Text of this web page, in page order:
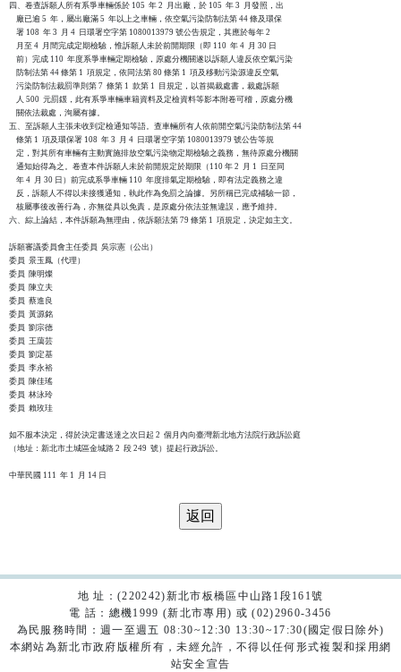
四、卷查訴願人所有系爭車輛係於 105  年 2  月出廠，於 105  年 3  月發照，出
    廠已逾 5  年，屬出廠滿 5  年以上之車輛，依空氣污染防制法第 44 條及環保
    署 108  年 3  月 4  日環署空字第 1080013979 號公告規定，其應於每年 2
    月至 4  月間完成定期檢驗，惟訴願人未於前開期限（即 110  年 4  月 30 日
    前）完成 110  年度系爭車輛定期檢驗，原處分機關遂以訴願人違反依空氣污染
    防制法第 44 條第 1  項規定，依同法第 80 條第 1  項及移動污染源違反空氣
    污染防制法裁罰準則第 7  條第 1  款第 1  目規定，以首揭裁處書，裁處訴願
    人 500  元罰鍰，此有系爭車輛車籍資料及定檢資料等影本附卷可稽，原處分機
    關依法裁處，洵屬有據。
五、至訴願人主張未收到定檢通知等語。查車輛所有人依前開空氣污染防制法第 44
    條第 1  項及環保署 108  年 3  月 4  日環署空字第 1080013979 號公告等規
    定，對其所有車輛有主動實施排放空氣污染物定期檢驗之義務，無待原處分機關
    通知始得為之。卷查本件訴願人未於前開規定於期限（110 年 2  月 1  日至同
    年 4  月 30 日）前完成系爭車輛 110  年度排氣定期檢驗，即有法定義務之違
    反，訴願人不得以未接獲通知，執此作為免罰之論據。另所稱已完成補驗一節，
    核屬事後改善行為，亦無從具以免責，是原處分依法並無違誤，應予維持。
六、綜上論結，本件訴願為無理由，依訴願法第 79 條第 1  項規定，決定如主文。
訴願審議委員會主任委員  吳宗憲（公出）
委員  景玉鳳（代理）
委員  陳明燦
委員  陳立夫
委員  蔡進良
委員  黃源銘
委員  劉宗德
委員  王藹芸
委員  劉定基
委員  李永裕
委員  陳佳瑤
委員  林泳玲
委員  賴玫珪
如不服本決定，得於決定書送達之次日起 2  個月內向臺灣新北地方法院行政訴訟庭
（地址：新北市土城區金城路 2  段 249  號）提起行政訴訟。
地 址：(220242)新北市板橋區中山路1段161號
電 話：總機1999 (新北市專用) 或 (02)2960-3456
為民服務時間：週一至週五 08:30~12:30 13:30~17:30(國定假日除外)
本網站為新北市政府版權所有，未經允許，不得以任何形式複製和採用網
站安全宣告